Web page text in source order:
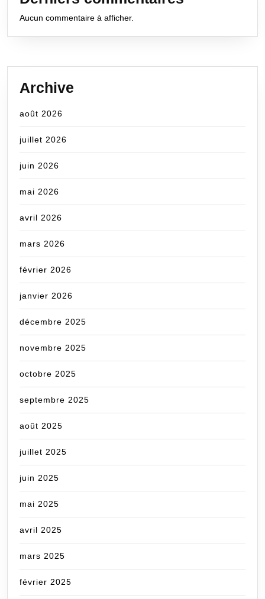
Aucun commentaire à afficher.
Archive
août 2026
juillet 2026
juin 2026
mai 2026
avril 2026
mars 2026
février 2026
janvier 2026
décembre 2025
novembre 2025
octobre 2025
septembre 2025
août 2025
juillet 2025
juin 2025
mai 2025
avril 2025
mars 2025
février 2025